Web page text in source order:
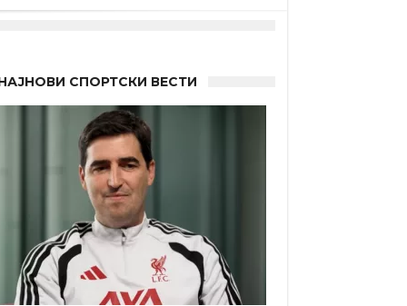
СПОРТСКИ ВЕСТИ